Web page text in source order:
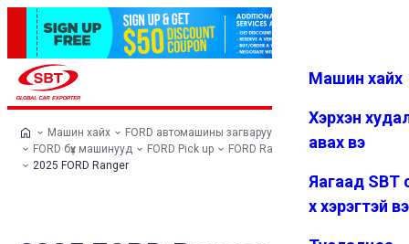
Дуртай Цэс
Машин хайх
Хэрхэн
авах вэ
Яагаад SBT
х хэрэгтэй
Машин хайх
FORD автомашины загварууд
FORD бүх машинууд
FORD Pick up
FORD Ranger
2025 FORD Ranger